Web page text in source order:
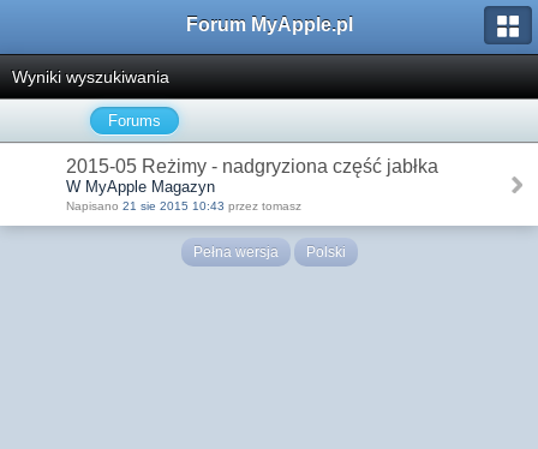
Forum MyApple.pl
Wyniki wyszukiwania
Forums
2015-05 Reżimy - nadgryziona część jabłka
W MyApple Magazyn
Napisano 21 sie 2015 10:43 przez tomasz
Pełna wersja Polski